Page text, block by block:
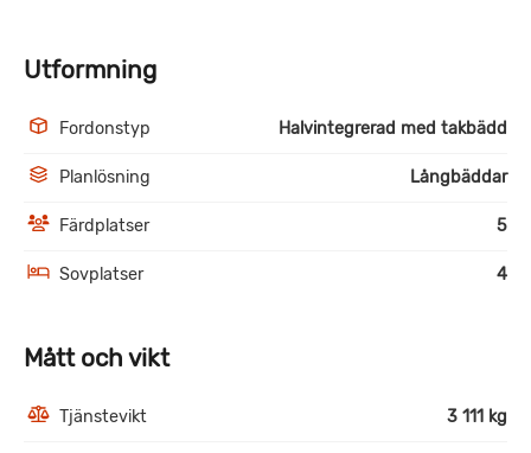
Utformning
Fordonstyp Halvintegrerad med takbädd
Planlösning Långbäddar
Färdplatser 5
Sovplatser 4
Mått och vikt
Tjänstevikt 3 111 kg